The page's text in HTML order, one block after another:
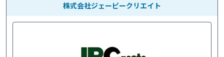
株式会社ジェーピークリエイト